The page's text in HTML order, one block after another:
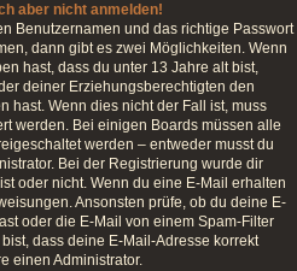
aber nicht anmelden!
Benutzernamen und das richtige Passwort
dann gibt es zwei Möglichkeiten. Wenn
hast, dass du unter 13 Jahre alt bist,
deiner Erziehungsberechtigten den
hast. Wenn dies nicht der Fall ist, muss
werden. Bei einigen Boards müssen alle
werden – entweder musst du
Bei der Registrierung wurde dir
oder nicht. Wenn du eine E-Mail erhalten
Ansonsten prüfe, ob du deine E-
oder die E-Mail von einem Spam-Filter
dass deine E-Mail-Adresse korrekt
einen Administrator.